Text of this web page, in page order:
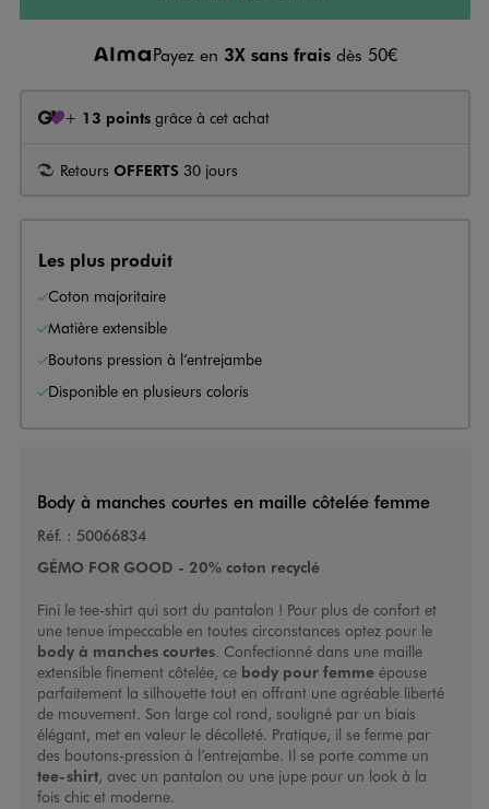
Payez en 3X sans frais dès 50€
+ 13 points grâce à cet achat
Retours OFFERTS 30 jours
Les plus produit
Coton majoritaire
Matière extensible
Boutons pression à l’entrejambe
Disponible en plusieurs coloris
Body à manches courtes en maille côtelée femme
Réf. : 50066834
GÉMO FOR GOOD - 20% coton recyclé
Fini le tee-shirt qui sort du pantalon ! Pour plus de confort et
une tenue impeccable en toutes circonstances optez pour le
body à manches courtes. Confectionné dans une maille
extensible finement côtelée, ce body pour femmeépouse
parfaitement la silhouette tout en offrant une agréable liberté
de mouvement. Son large col rond, souligné par un biais
élégant, met en valeur le décolleté. Pratique, il se ferme par
des boutons-pression à l’entrejambe. Il se porte comme un
tee-shirt, avec un pantalon ou une jupe pour un look à la
fois chic et moderne.